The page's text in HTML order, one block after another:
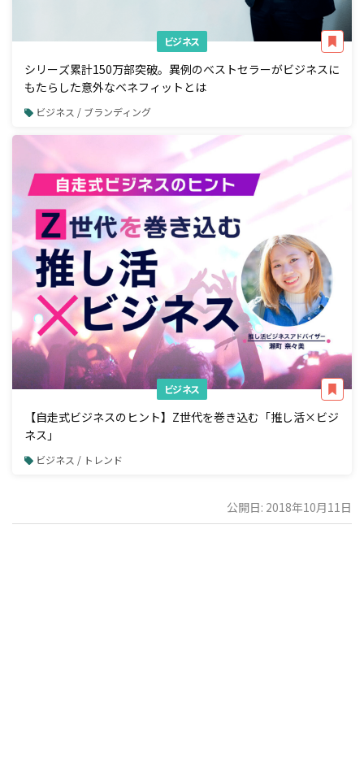
ビジネス
シリーズ累計150万部突破。異例のベストセラーがビジネスに
もたらした意外なベネフィットとは
ビジネス / ブランディング
ビジネス
【自走式ビジネスのヒント】Z世代を巻き込む「推し活×ビジ
ネス」
ビジネス / トレンド
公開日: 2018年10月11日